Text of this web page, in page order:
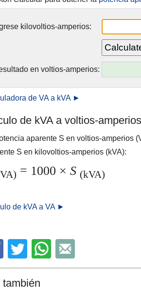
kilovoltios-amperios:
en voltios-amperios:
de VA a kVA ►
de kVA a voltios-amperios
aparente S en voltios-amperios
S en kilovoltios-amperios (kVA):
= 1000 × S (kVA)
de kVA a VA ►
también